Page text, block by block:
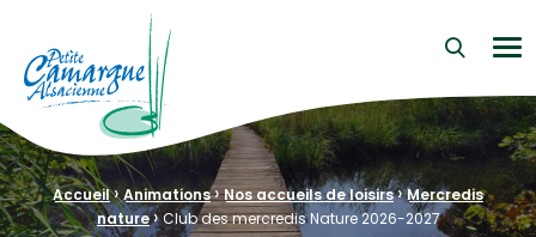
La Petite Camargue Alsacienne Réserve Naturelle au
Fil d'Ariane :
Accueil›Animations›Nos accueils de loisirs›Mercredis
nature›Club des mercredis Nature 2026-2027